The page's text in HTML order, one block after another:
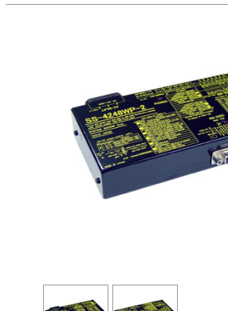
各種ダウンロード
会社情報
お問い合わせ